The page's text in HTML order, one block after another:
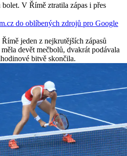
V Římě ztratila zápas i přes
do oblíbených zdrojů pro Google
jeden z nejkrutějších zápasů
devět mečbolů, dvakrát podávala
bitvě skončila.